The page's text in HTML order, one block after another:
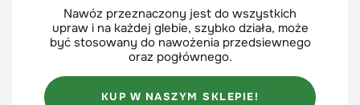
Nawóz przeznaczony jest do wszystkich
upraw i na każdej glebie, szybko działa, może
być stosowany do nawożenia przedsiewnego
oraz pogłównego.
KUP W NASZYM SKLEPIE!